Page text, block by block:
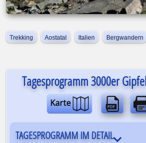
Trekking Aostatal Italien Bergwandern
Tagesprogramm 3000er
Karte
TAGESPROGRAMM IM DETAIL